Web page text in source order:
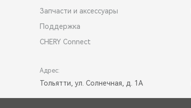
Запчасти и аксессуары
Поддержка
CHERY Connect
Адрес:
Тольятти, ул. Солнечная, д. 1А